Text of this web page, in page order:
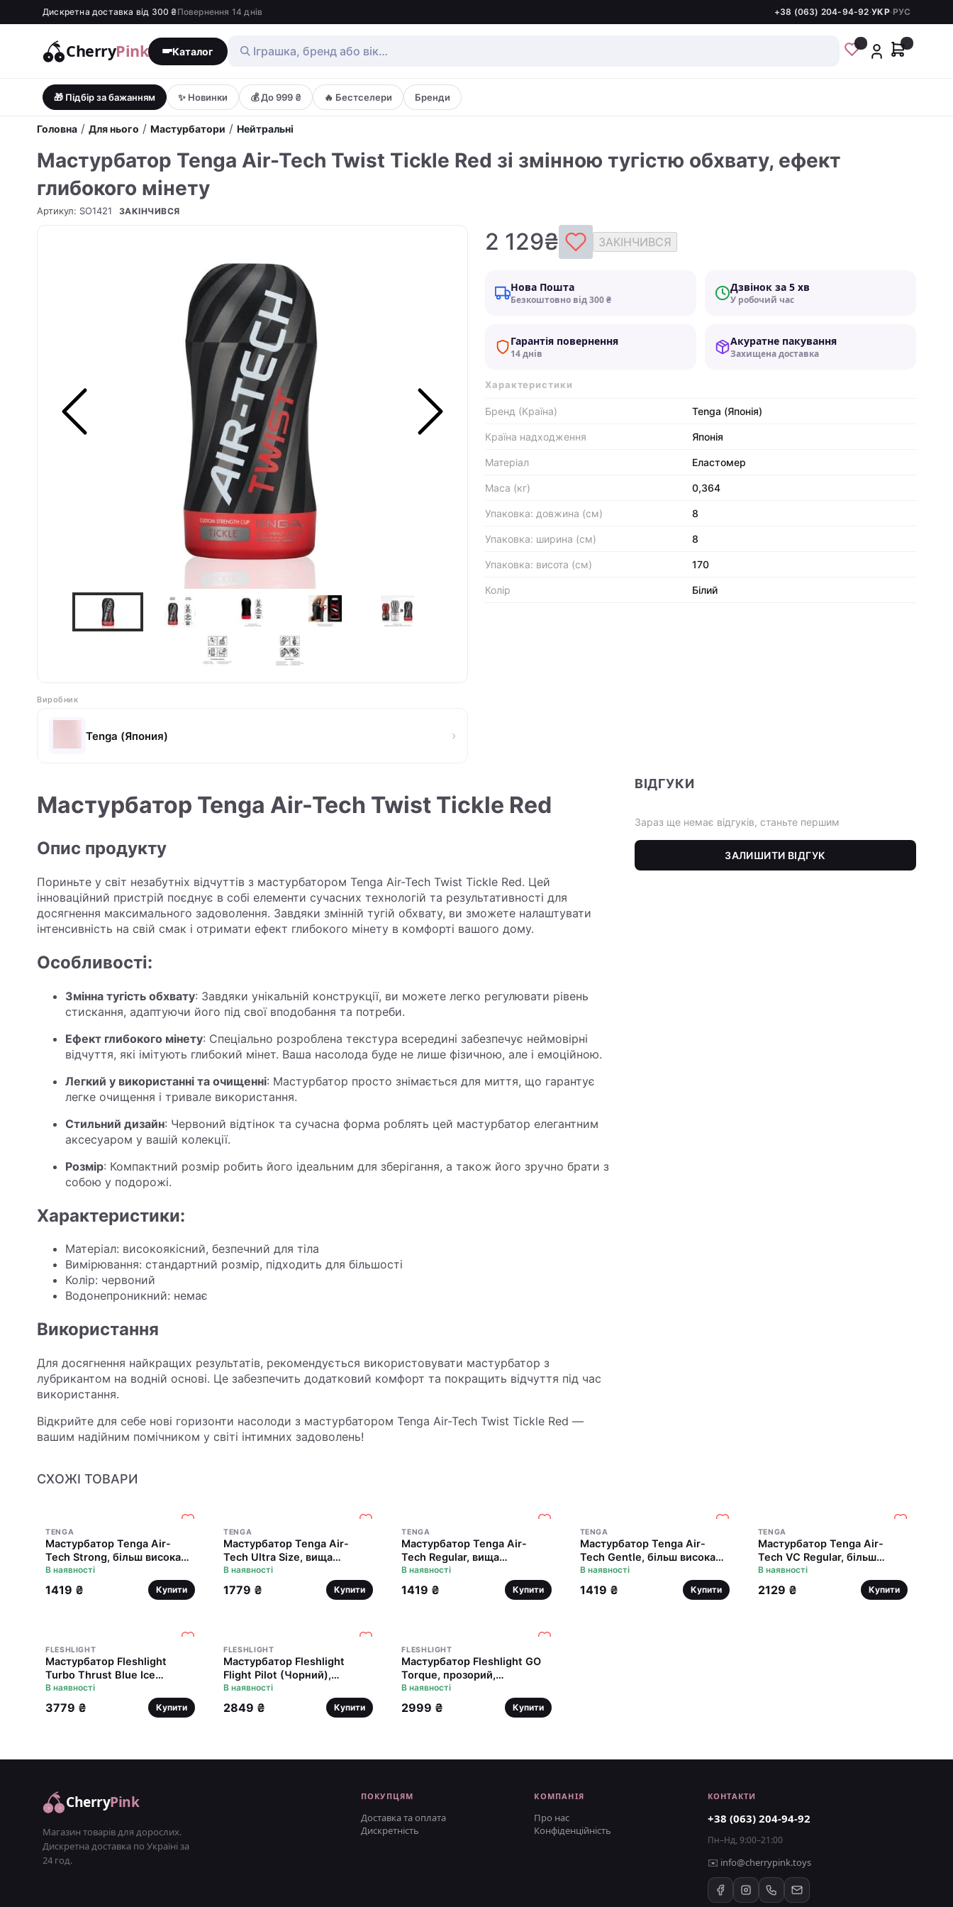
Дискретна доставка від 300 ₴Повернення 14 днів +38 (063) 204-94-92·УКР·РУС
CherryPink Каталог
🎁 Підбір за бажанням ✨ Новинки 💰 До 999 ₴ 🔥 Бестселери Бренди
Головна / Для нього / Мастурбатори / Нейтральні
Мастурбатор Tenga Air-Tech Twist Tickle Red зі змінною тугістю обхвату, ефект
глибокого мінету
Артикул: SO1421 ЗАКІНЧИВСЯ
Виробник
Tenga (Япония) ›
2 129₴ ЗАКІНЧИВСЯ
Нова Пошта
Безкоштовно від 300 ₴
Дзвінок за 5 хв
У робочий час
Гарантія повернення
14 днів
Акуратне пакування
Захищена доставка
Характеристики
Бренд (Країна) Tenga (Японія)
Країна надходження Японія
Матеріал Еластомер
Маса (кг) 0,364
Упаковка: довжина (см) 8
Упаковка: ширина (см) 8
Упаковка: висота (см) 170
Колір Білий
Мастурбатор Tenga Air-Tech Twist Tickle Red
Опис продукту
Пориньте у світ незабутніх відчуттів з мастурбатором Tenga Air-Tech Twist Tickle Red. Цей
інноваційний пристрій поєднує в собі елементи сучасних технологій та результативності для
досягнення максимального задоволення. Завдяки змінній тугій обхвату, ви зможете налаштувати
інтенсивність на свій смак і отримати ефект глибокого мінету в комфорті вашого дому.
Особливості:
Змінна тугість обхвату: Завдяки унікальній конструкції, ви можете легко регулювати рівень
стискання, адаптуючи його під свої вподобання та потреби.
Ефект глибокого мінету: Спеціально розроблена текстура всередині забезпечує неймовірні
відчуття, які імітують глибокий мінет. Ваша насолода буде не лише фізичною, але і емоційною.
Легкий у використанні та очищенні: Мастурбатор просто знімається для миття, що гарантує
легке очищення і тривале використання.
Стильний дизайн: Червоний відтінок та сучасна форма роблять цей мастурбатор елегантним
аксесуаром у вашій колекції.
Розмір: Компактний розмір робить його ідеальним для зберігання, а також його зручно брати з
собою у подорожі.
Характеристики:
Матеріал: високоякісний, безпечний для тіла
Вимірювання: стандартний розмір, підходить для більшості
Колір: червоний
Водонепроникний: немає
Використання
Для досягнення найкращих результатів, рекомендується використовувати мастурбатор з
лубрикантом на водній основі. Це забезпечить додатковий комфорт та покращить відчуття під час
використання.
Відкрийте для себе нові горизонти насолоди з мастурбатором Tenga Air-Tech Twist Tickle Red —
вашим надійним помічником у світі інтимних задоволень!
ВІДГУКИ
Зараз ще немає відгуків, станьте першим
ЗАЛИШИТИ ВІДГУК
СХОЖІ ТОВАРИ
TENGA
Мастурбатор Tenga Air-
Tech Strong, більш висока
аеростимуляція та
всмоктувальний ефект
В наявності
1419 ₴ Купити
TENGA
Мастурбатор Tenga Air-
Tech Ultra Size, вища
аеростимуляція та
всмоктувальний ефект
В наявності
1779 ₴ Купити
TENGA
Мастурбатор Tenga Air-
Tech Regular, вища
аеростимуляція та
всмоктувальний ефект
В наявності
1419 ₴ Купити
TENGA
Мастурбатор Tenga Air-
Tech Gentle, більш висока
аеростимуляція та
всмоктувальний ефект
В наявності
1419 ₴ Купити
TENGA
Мастурбатор Tenga Air-
Tech VC Regular, більш
висока аеростимуляція та
всмоктувальний ефект
В наявності
2129 ₴ Купити
FLESHLIGHT
Мастурбатор Fleshlight
Turbo Thrust Blue Ice
(імітатор мінету)
В наявності
3779 ₴ Купити
FLESHLIGHT
Мастурбатор Fleshlight
Flight Pilot (Чорний),
компактний розмір
В наявності
2849 ₴ Купити
FLESHLIGHT
Мастурбатор Fleshlight GO
Torque, прозорий,
компактний розмір
В наявності
2999 ₴ Купити
CherryPink
Магазин товарів для дорослих.
Дискретна доставка по Україні за
24 год.
ПОКУПЦЯМ
Доставка та оплата
Дискретність
КОМПАНІЯ
Про нас
Конфіденційність
КОНТАКТИ
+38 (063) 204-94-92
Пн–Нд, 9:00–21:00
✉️ info@cherrypink.toys